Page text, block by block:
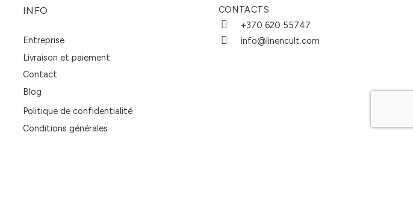
INFO
Entreprise
Livraison et paiement
Contact
Blog
Politique de confidentialité
Conditions générales
CONTACTS
+370 620 55747
info@linencult.com